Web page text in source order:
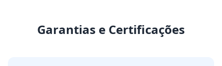
Garantias e Certificações